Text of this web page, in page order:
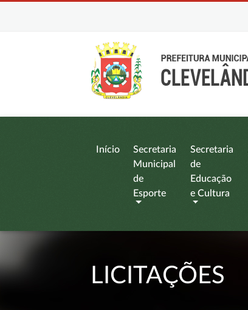
Início
Secretaria
Municipal
de
Esporte
Secretaria
de
Educação
e Cultura
LICITAÇÕES